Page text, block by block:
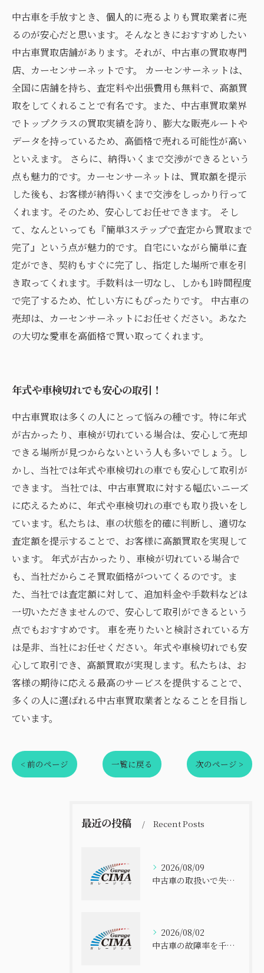
中古車を手放すとき、個人的に売るよりも買取業者に売
るのが安心だと思います。そんなときにおすすめしたい
中古車買取店舗があります。それが、中古車の買取専門
店、カーセンサーネットです。 カーセンサーネットは、
全国に店舗を持ち、査定料や出張費用も無料で、高額買
取をしてくれることで有名です。また、中古車買取業界
でトップクラスの買取実績を誇り、膨大な販売ルートや
データを持っているため、高価格で売れる可能性が高い
といえます。 さらに、納得いくまで交渉ができるという
点も魅力的です。カーセンサーネットは、買取額を提示
した後も、お客様が納得いくまで交渉をしっかり行って
くれます。そのため、安心してお任せできます。 そし
て、なんといっても『簡単3ステップで査定から買取まで
完了』という点が魅力的です。自宅にいながら簡単に査
定ができ、契約もすぐに完了し、指定した場所で車を引
き取ってくれます。手数料は一切なし、しかも1時間程度
で完了するため、忙しい方にもぴったりです。 中古車の
売却は、カーセンサーネットにお任せください。あなた
の大切な愛車を高価格で買い取ってくれます。
年式や車検切れでも安心の取引！
中古車買取は多くの人にとって悩みの種です。特に年式
が古かったり、車検が切れている場合は、安心して売却
できる場所が見つからないという人も多いでしょう。し
かし、当社では年式や車検切れの車でも安心して取引が
できます。 当社では、中古車買取に対する幅広いニーズ
に応えるために、年式や車検切れの車でも取り扱いをし
ています。私たちは、車の状態を的確に判断し、適切な
査定額を提示することで、お客様に高額買取を実現して
います。 年式が古かったり、車検が切れている場合で
も、当社だからこそ買取価格がついてくるのです。ま
た、当社では査定額に対して、追加料金や手数料などは
一切いただきませんので、安心して取引ができるという
点でもおすすめです。 車を売りたいと検討されている方
は是非、当社にお任せください。年式や車検切れでも安
心して取引でき、高額買取が実現します。私たちは、お
客様の期待に応える最高のサービスを提供することで、
多くの人に選ばれる中古車買取業者となることを目指し
ています。
< 前のページ 一覧に戻る 次のページ >
最近の投稿 Recent Posts
2026/08/09
中古車の取扱いで失敗しないための選び方と安心して購入するポイント解説
2026/08/02
中古車の故障率を千葉県で比べて安全に選ぶ実践ポイント